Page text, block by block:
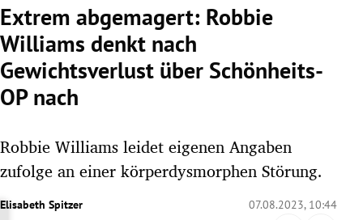
Untermenü
Untermenü
Extrem abgemagert: Robbie
Williams denkt nach
Gewichtsverlust über Schönheits-
OP nach
Robbie Williams leidet eigenen Angaben
zufolge an einer körperdysmorphen Störung.
Elisabeth Spitzer 07.08.2023, 10:44